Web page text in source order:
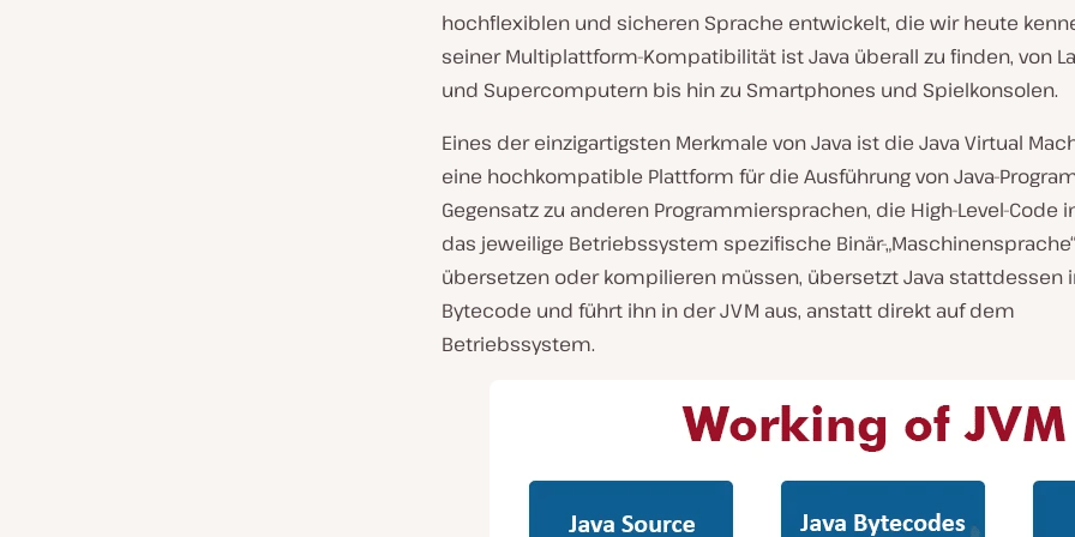
hochflexiblen und sicheren Sprache entwickelt, die wir heute
seiner Multiplattform-Kompatibilität ist Java überall zu finden, von
und Supercomputern bis hin zu Smartphones und Spielkonsolen.
Eines der einzigartigsten Merkmale von Java ist die Java Virtual
eine hochkompatible Plattform für die Ausführung von Java-
Gegensatz zu anderen Programmiersprachen, die High-Level-Code
das jeweilige Betriebssystem spezifische Binär-„Maschinensprache“
übersetzen oder kompilieren müssen, übersetzt Java stattdessen
Bytecode und führt ihn in der JVM aus, anstatt direkt auf dem
Betriebssystem.